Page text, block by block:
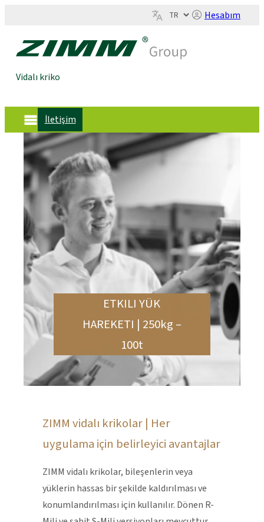
Hesabım
Vidalı kriko
İletişim
ETKILI YÜK
HAREKETI | 250kg –
100t
ZIMM vidalı krikolar | Her
uygulama için belirleyici avantajlar
ZIMM vidalı krikolar, bileşenlerin veya
yüklerin hassas bir şekilde kaldırılması ve
konumlandırılması için kullanılır. Dönen R-